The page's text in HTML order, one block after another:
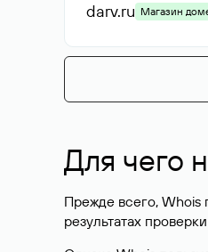
darv.ru Магазин
Для чего
Прежде всего, Whois
результатах